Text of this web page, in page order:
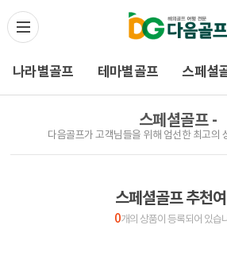
나라별골프 테마별골프 스페셜
스페셜골프 -
다음골프가 고객님들을 위해 엄선한 최고의
스페셜골프 추천
0개의 상품이 등록되어 있습